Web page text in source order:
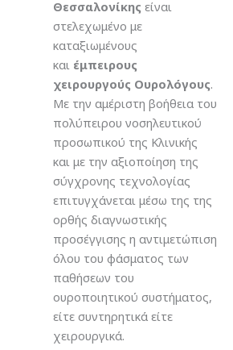
Θεσσαλονίκης είναι
στελεχωμένο με
καταξιωμένους
και έμπειρους
χειρουργούς Ουρολόγους.
Με την αμέριστη βοήθεια του
πολύπειρου νοσηλευτικού
προσωπικού της Κλινικής
και με την αξιοποίηση της
σύγχρονης τεχνολογίας
επιτυγχάνεται μέσω της της
ορθής διαγνωστικής
προσέγγισης η αντιμετώπιση
όλου του φάσματος των
παθήσεων του
ουροποιητικού συστήματος,
είτε συντηρητικά είτε
χειρουργικά.